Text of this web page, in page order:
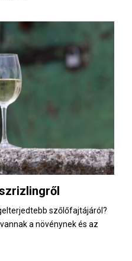
szőlőfajtájáról?
a növénynek és az